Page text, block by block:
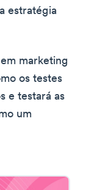
estratégia
marketing
os testes
e testará as
um